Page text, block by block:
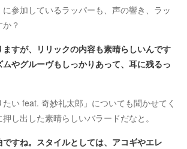
参加しているラッパーも、声の響き、ラッ
？
ますが、リリックの内容も素晴らしいんです
やグルーヴもしっかりあって、耳に残るっ
い feat. 奇妙礼太郎」についても聞かせてく
し出した素晴らしいバラードだなと。
すね。スタイルとしては、アコギやエレ